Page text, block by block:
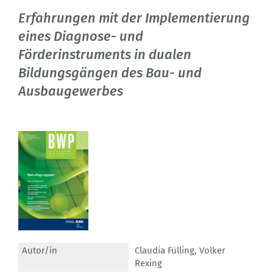
Erfahrungen mit der Implementierung
eines Diagnose- und
Förderinstruments in dualen
Bildungsgängen des Bau- und
Ausbaugewerbes
Autor/in Claudia Fülling, Volker
Rexing